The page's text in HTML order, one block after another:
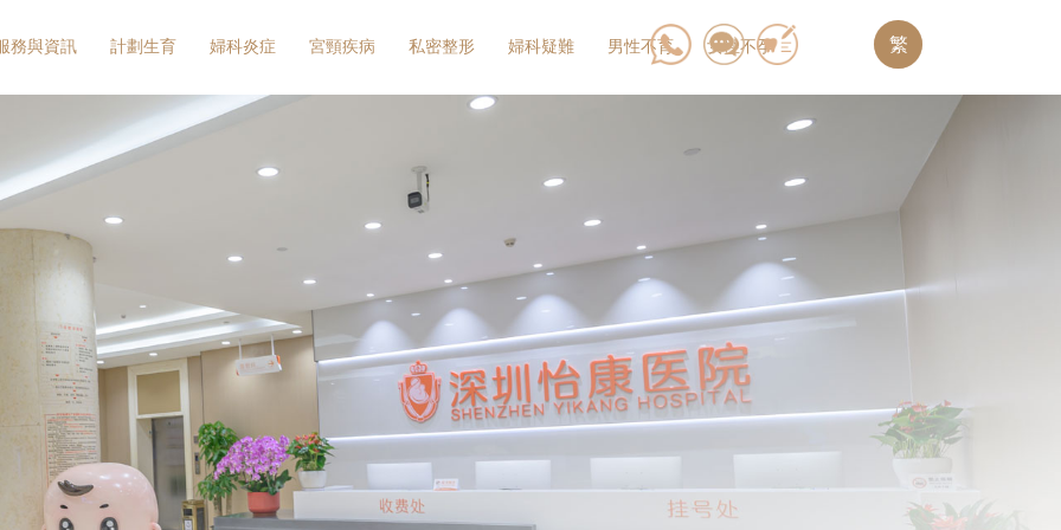
務與資訊 計劃生育 婦科炎症 宮頸疾病 私密整形 婦科疑難 男性不育 女性不孕 繁